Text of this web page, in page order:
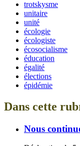
trotskysme
unitaire
unité
écologie
écologiste
écosocialisme
éducation
égalité
élections
épidémie
Dans cette
Nous